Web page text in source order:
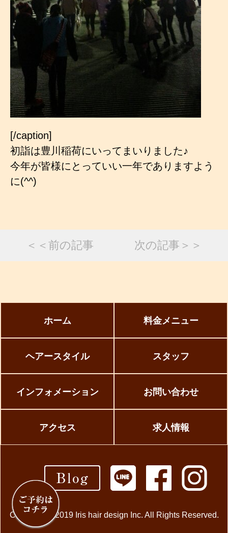
[/caption]
初詣は豊川稲荷にいってまいりました♪
今年が皆様にとっていい一年でありますよう
に(^^)
＜＜前の記事 次の記事＞＞
ホーム 料金メニュー
ヘアースタイル スタッフ
インフォメーション お問い合わせ
アクセス 求人情報
Copyright © 2019 Iris hair design Inc. All Rights Reserved.